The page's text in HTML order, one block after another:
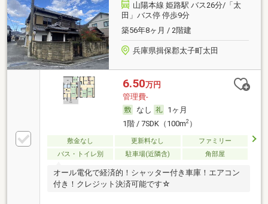
山陽本線 姫路駅 バス26分/「太
田」バス停 停歩9分
築56年8ヶ月 / 2階建
兵庫県揖保郡太子町太田
6.50万円
管理費-
なし
1ヶ月
1階 / 7SDK（100m2）
敷金なし 更新料なし
ファミリー
バス・トイレ別
駐車場(近隣含) 角部屋
オール電化で経済的！シャッター付き車庫！エアコン
付き！クレジット決済可能です☆